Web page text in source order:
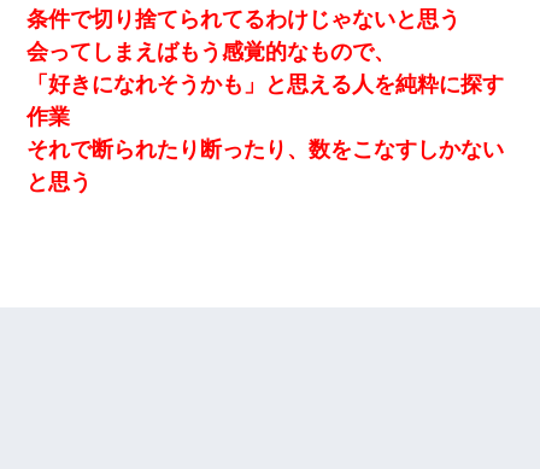
クラスで一人無口で誰とも話さない男子がいた。→修学旅行に来
なかったその男子に女子達がお土産を渡した。5分後…
父が他界→父のフリン相手『どうか相続を放棄して下さい、昔の
ことは謝ります。ごめんなさい…』私「お子さんはフリン略奪婚
って知ってるの？」相手『 』結果→
条件で切り捨てられてるわけじゃないと思う
会ってしまえばもう感覚的なもので、
「好きになれそうかも」と思える人を純粋に探す
作業
それで断られたり断ったり、数をこなすしかない
と思う